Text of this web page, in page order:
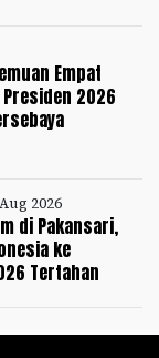
Empat
2026
2026
di Pakansari,
ke
Tertahan